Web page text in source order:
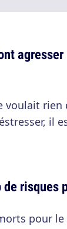
voulait
il
risques
pour